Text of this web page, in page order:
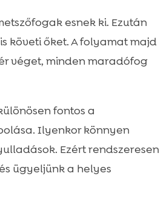
esnek ki. Ezután
követi őket. A folyamat majd
véget, minden maradófog
fontos a
Ilyenkor könnyen
Ezért rendszeresen
ügyeljünk a helyes